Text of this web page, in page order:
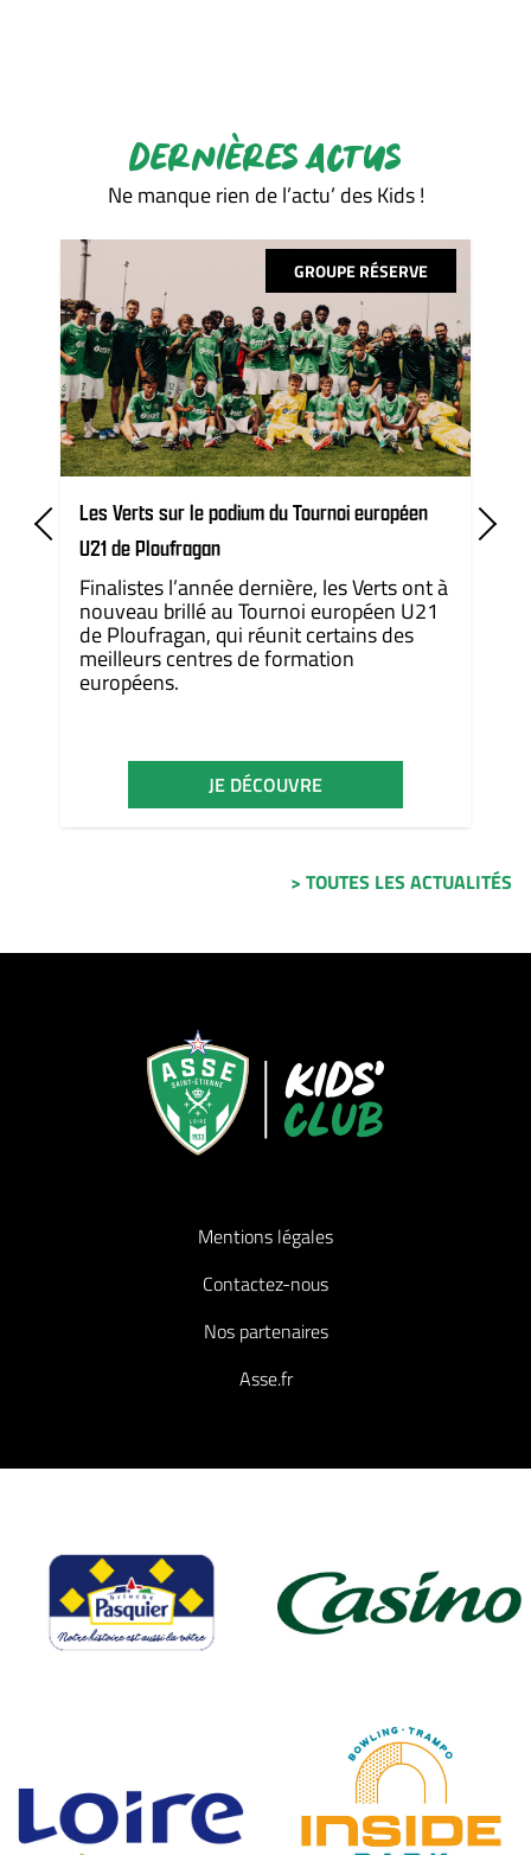
DERNIÈRES ACTUS
Ne manque rien de l’actu’ des Kids !
GROUPE RÉSERVE
Les Verts sur le podium du Tournoi européen
U21 de Ploufragan
Finalistes l’année dernière, les Verts ont à
nouveau brillé au Tournoi européen U21
de Ploufragan, qui réunit certains des
meilleurs centres de formation
européens.
JE DÉCOUVRE
> TOUTES LES ACTUALITÉS
Mentions légales
Contactez-nous
Nos partenaires
Asse.fr